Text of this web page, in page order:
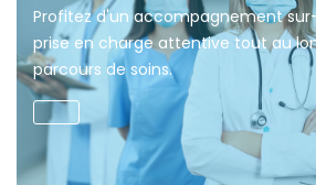
Profitez d'un accompagnement
prise en charge attentive tout au
parcours de soins.